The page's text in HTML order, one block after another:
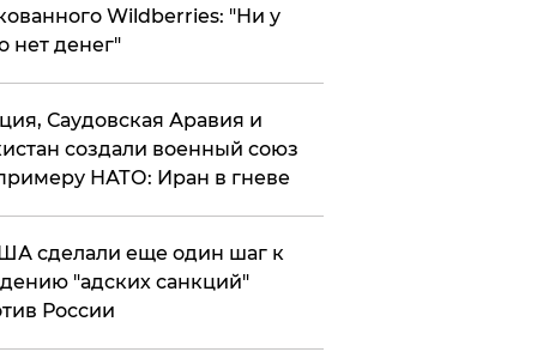
Wildberries: "Ни у
нет денег"
Саудовская Аравия и
создали военный союз
НАТО: Иран в гневе
сделали еще один шаг к
"адских санкций"
России